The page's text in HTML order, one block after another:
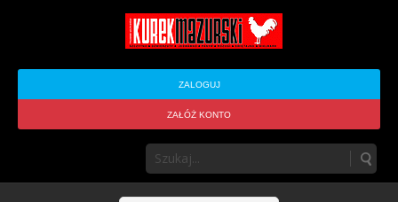
ZALOGUJ
ZAŁÓŻ KONTO